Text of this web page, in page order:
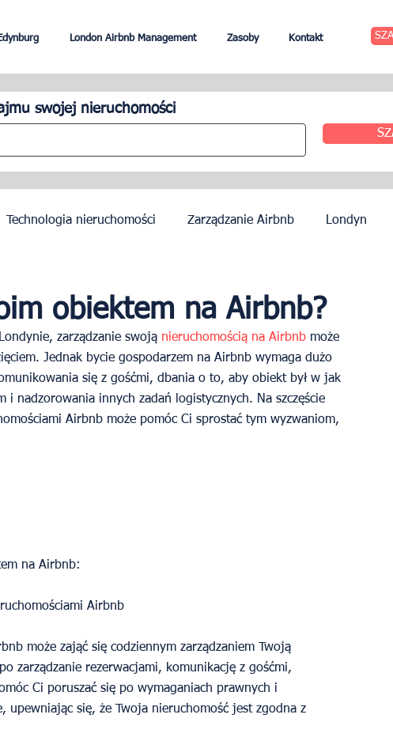
London Airbnb Management Zasoby Kontakt
swojej nieruchomości
Technologia nieruchomości Zarządzanie Airbnb Londyn
obiektem na Airbnb?
zarządzanie swoją nieruchomością na Airbnb może
Jednak bycie gospodarzem na Airbnb wymaga dużo
się z gośćmi, dbania o to, aby obiekt był w jak
i nadzorowania innych zadań logistycznych. Na szczęście
Airbnb może pomóc Ci sprostać tym wyzwaniom,
na Airbnb:
Airbnb
może zająć się codziennym zarządzaniem Twoją
zarządzanie rezerwacjami, komunikację z gośćmi,
Ci poruszać się po wymaganiach prawnych i
upewniając się, że Twoja nieruchomość jest zgodna z